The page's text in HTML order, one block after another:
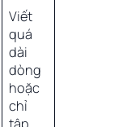
Viết
quá
dài
dòng
hoặc
chỉ